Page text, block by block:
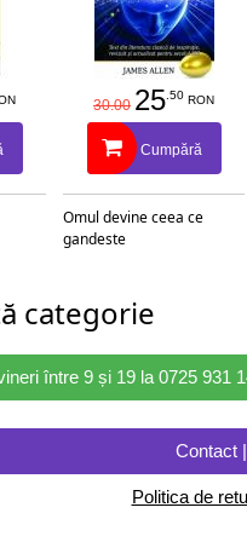
30.00 25 .50 RON
Cumpără
Omul devine ceea ce
gandeste
categorie
între 9 și 19 la 0725 931
Contact
Politica de